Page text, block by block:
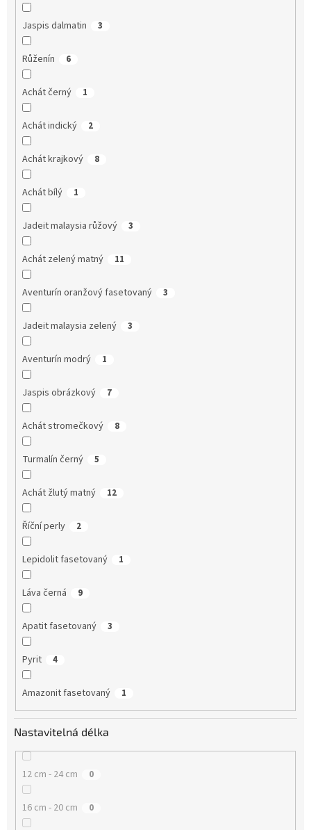
Jaspis dalmatin 3
Růženín 6
Achát černý 1
Achát indický 2
Achát krajkový 8
Achát bílý 1
Jadeit malaysia růžový 3
Achát zelený matný 11
Aventurín oranžový fasetovaný 3
Jadeit malaysia zelený 3
Aventurín modrý 1
Jaspis obrázkový 7
Achát stromečkový 8
Turmalín černý 5
Achát žlutý matný 12
Říční perly 2
Lepidolit fasetovaný 1
Láva černá 9
Apatit fasetovaný 3
Pyrit 4
Amazonit fasetovaný 1
Nastavitelná délka
12 cm - 24 cm 0
16 cm - 20 cm 0